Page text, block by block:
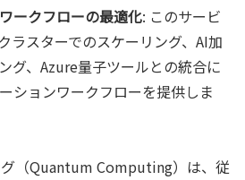
ークフローの最適化: このサービ
ラスターでのスケーリング、AI加
グ、Azure量子ツールとの統合に
ションワークフローを提供しま
（Quantum Computing）は、従